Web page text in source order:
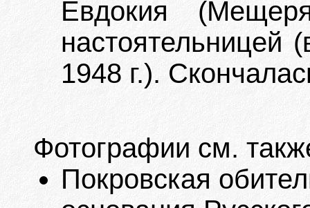
Евдокия
настоятельницей
1948 г.).
Фотографии см.
Покровская